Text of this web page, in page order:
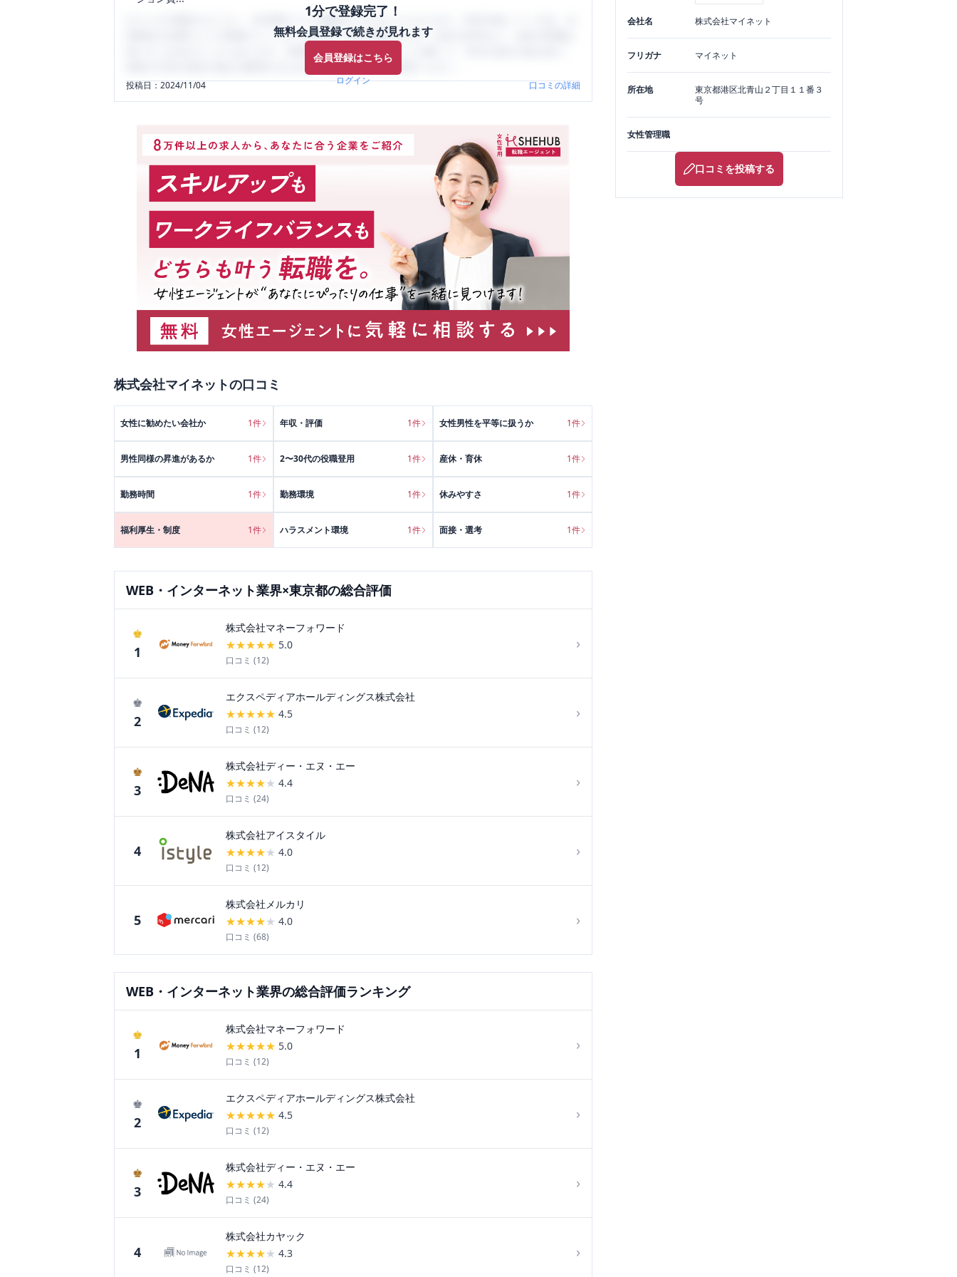
1分で登録完了！
無料会員登録で続きが見れます
会員登録はこちら
ログイン
口コミを1投稿するごとに、30日間口コミの閲覧ができるようになります。SHEHUB(シーハブ)は、女
性限定の企業口コミの投稿サイトです。給与面・女性の働きやすさ・会社の評判など、女性の転職は
気にすべき点がたくさんあります。先輩社員（元社員）の口コミを通して、本当の会社の姿を知り、
将来の不安や現在の悩みを解消するために、ぜひサイトをご活用ください。
投稿日：2024/11/04 口コミの詳細
株式会社マイネットの口コミ
女性に勧めたい会社か 1件 年収・評価 1件 女性男性を平等に扱うか 1件
男性同様の昇進があるか 1件 2〜30代の役職登用 1件 産休・育休 1件
勤務時間 1件 勤務環境 1件 休みやすさ 1件
福利厚生・制度 1件 ハラスメント環境 1件 面接・選考 1件
WEB・インターネット業界×東京都の総合評価
♚
1
株式会社マネーフォワード
★★★★★ 5.0
口コミ (12)
›
♚
2
エクスペディアホールディングス株式会社
★★★★★ 4.5
口コミ (12)
›
♚
3
株式会社ディー・エヌ・エー
★★★★★ 4.4
口コミ (24)
›
4
株式会社アイスタイル
★★★★★ 4.0
口コミ (12)
›
5
株式会社メルカリ
★★★★★ 4.0
口コミ (68)
›
WEB・インターネット業界の総合評価ランキング
♚
1
株式会社マネーフォワード
★★★★★ 5.0
口コミ (12)
›
♚
2
エクスペディアホールディングス株式会社
★★★★★ 4.5
口コミ (12)
›
♚
3
株式会社ディー・エヌ・エー
★★★★★ 4.4
口コミ (24)
›
4
株式会社カヤック
★★★★★ 4.3
口コミ (12)
›
会社名 株式会社マイネット
フリガナ マイネット
所在地 東京都港区北青山２丁目１１番３
号
女性管理職
口コミを投稿する